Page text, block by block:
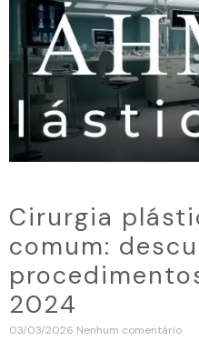
Cirurgia
comum:
2024
03/03/2026 Nenhum comentário